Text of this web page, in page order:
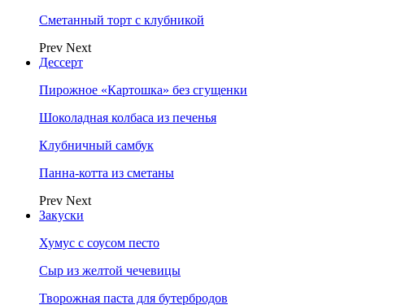
Сметанный торт с клубникой
Prev Next
Дессерт
Пирожное «Картошка» без сгущенки
Шоколадная колбаса из печенья
Клубничный самбук
Панна-котта из сметаны
Prev Next
Закуски
Хумус с соусом песто
Сыр из желтой чечевицы
Творожная паста для бутербродов